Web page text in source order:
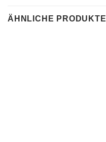
ÄHNLICHE PRODUKTE